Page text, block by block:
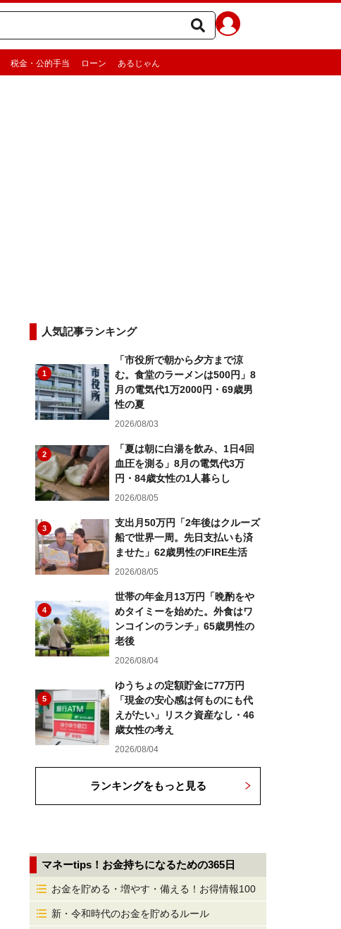
税金・公的手当 ローン あるじゃん
人気記事ランキング
1
「市役所で朝から夕方まで涼
む。食堂のラーメンは500円」8
月の電気代1万2000円・69歳男
性の夏
2026/08/03
2
「夏は朝に白湯を飲み、1日4回
血圧を測る」8月の電気代3万
円・84歳女性の1人暮らし
2026/08/05
3
支出月50万円「2年後はクルーズ
船で世界一周。先日支払いも済
ませた」62歳男性のFIRE生活
2026/08/05
4
世帯の年金月13万円「晩酌をや
めタイミーを始めた。外食はワ
ンコインのランチ」65歳男性の
老後
2026/08/04
5
ゆうちょの定額貯金に77万円
「現金の安心感は何ものにも代
えがたい」リスク資産なし・46
歳女性の考え
2026/08/04
ランキングをもっと見る
マネーtips！お金持ちになるための365日
お金を貯める・増やす・備える！お得情報100
新・令和時代のお金を貯めるルール